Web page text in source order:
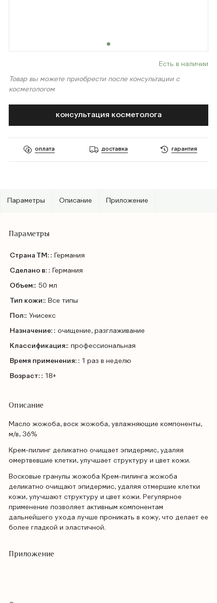
Есть в наличии
Товар вы можете приобрести после консультации с
косметологом
консультация косметолога
оплата доставка гарантия
Параметры Описание Приложение
Параметры
Страна ТМ: : Германия
Сделано в: : Германия
Объем:: 50 мл
Тип кожи:: Все типы
Пол:: Унисекс
Назначение: : очищение, разглаживание
Классификация:: профессиональная
Время применения: : 1 раз в неделю
Возраст: : 18+
Описание
Масло жожоба, воск жожоба, увлажняющие компоненты,
м/в, 36%
Крем-пилинг деликатно очищает эпидермис, удаляя
омертвевшие клетки, улучшает структуру и цвет кожи.
Восковые гранулы жожоба Крем-пилинга жожоба
деликатно очищают эпидермис, удаляя отмершие клетки
кожи, улучшают структуру и цвет кожи. Регулярное
применение позволяет активным компонентам
дальнейшего ухода лучше проникать в кожу, что делает ее
более гладкой и эластичной.
Приложение